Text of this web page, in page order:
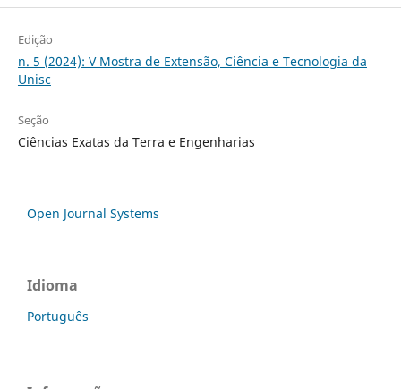
Edição
n. 5 (2024): V Mostra de Extensão, Ciência e Tecnologia da
Unisc
Seção
Ciências Exatas da Terra e Engenharias
Open Journal Systems
Idioma
Português